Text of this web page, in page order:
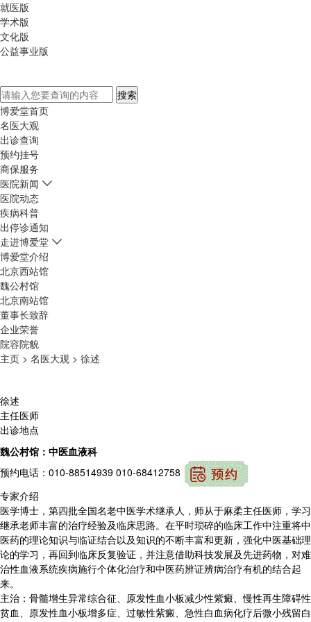
就医版
学术版
文化版
公益事业版
博爱堂首页
名医大观
出诊查询
预约挂号
商保服务
医院新闻
医院动态
疾病科普
出停诊通知
走进博爱堂
博爱堂介绍
北京西站馆
魏公村馆
北京南站馆
董事长致辞
企业荣誉
院容院貌
主页 > 名医大观 > 徐述
徐述
主任医师
出诊地点
魏公村馆：中医血液科
预约电话：010-88514939 010-68412758
专家介绍
医学博士，第四批全国名老中医学术继承人，师从于麻柔主任医师，学习
继承老师丰富的治疗经验及临床思路。在平时琐碎的临床工作中注重将中
医药的理论知识与临证结合以及知识的不断丰富和更新，强化中医基础理
论的学习，再回到临床反复验证，并注意借助科技发展及先进药物，对难
治性血液系统疾病施行个体化治疗和中医药辨证辨病治疗有机的结合起
来。
主治：骨髓增生异常综合征、原发性血小板减少性紫癜、慢性再生障碍性
贫血、原发性血小板增多症、过敏性紫癜、急性白血病化疗后微小残留白